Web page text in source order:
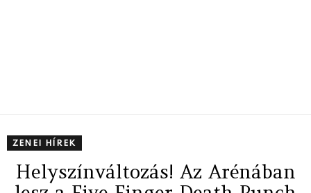
ZENEI HÍREK
Helyszínváltozás! Az Arénában